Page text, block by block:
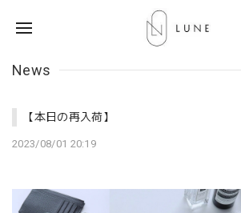
News
【本日の再入荷】
2023/08/01 20:19